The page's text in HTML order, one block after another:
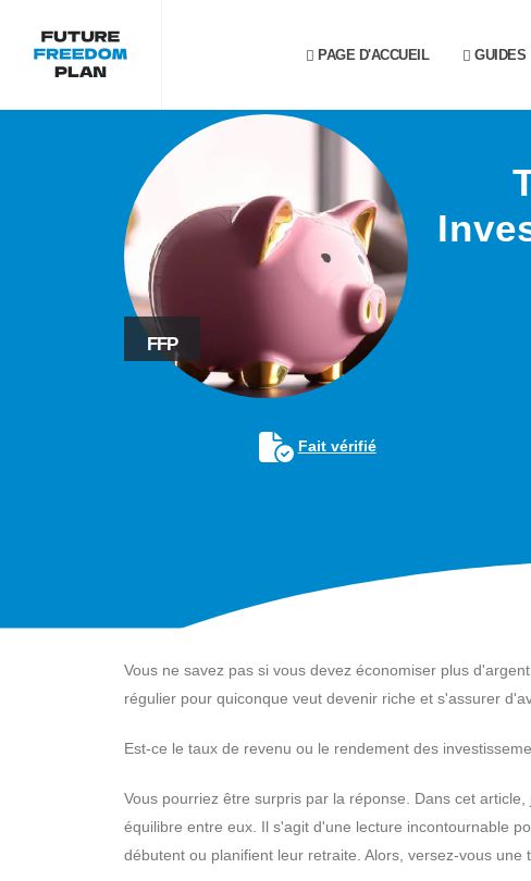
PAGE D'ACCUEIL GUIDES
FFP
Fait vérifié
Vous ne savez pas si vous devez économiser plus
régulier pour quiconque veut devenir riche et s'assurer
Est-ce le taux de revenu ou le rendement des
Vous pourriez être surpris par la réponse. Dans cet
équilibre entre eux. Il s'agit d'une lecture incontournable
débutent ou planifient leur retraite. Alors, versez-vous une